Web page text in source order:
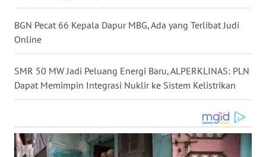
BGN Pecat 66 Kepala Dapur MBG, Ada yang Terlibat Judi
Online
SMR 50 MW Jadi Peluang Energi Baru, ALPERKLINAS: PLN
Dapat Memimpin Integrasi Nuklir ke Sistem Kelistrikan
KALTENG
KALTARA
WN